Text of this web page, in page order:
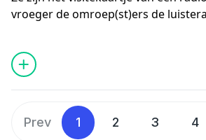
vroeger de omroep(st)ers de
heetten en de programma’s
de zenderstemmen. Van sommigen
heel veel anderen herken je alleen
manier waarop ze praten. Naast de
vormgeving zijn het de
station smoel geven.
Prev 1 2 3 4